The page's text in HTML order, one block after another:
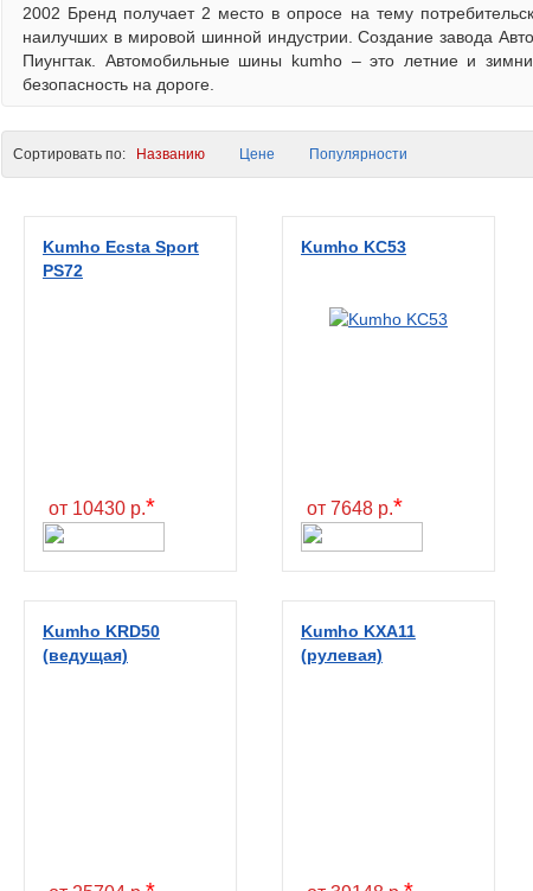
2002 Бренд получает 2 место в опросе на тему
наилучших в мировой шинной индустрии. Создание завода
Пиунгтак. Автомобильные шины kumho – это летние и
безопасность на дороге.
Сортировать по: Названию Цене Популярности
Kumho Ecsta Sport
PS72
от 10430 р.*
Kumho KC53
от 7648 р.*
Kumho KRD50
(ведущая)
Kumho KXA11
(рулевая)